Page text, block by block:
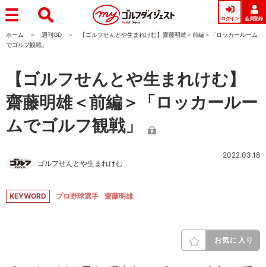
ログイン 会員登録
ホーム 週刊GD
【ゴルフせんとや生まれけむ】齋藤明雄＜前編＞「ロッカールーム
でゴルフ観戦」
【ゴルフせんとや生まれけむ】
齋藤明雄＜前編＞「ロッカールー
ムでゴルフ観戦」
ゴルフせんとや生まれけむ
2022.03.18
KEYWORD プロ野球選手 齋藤明雄
お気に入り